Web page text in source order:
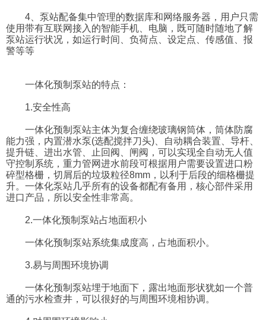
4、泵站配备集中管理的数据库和网络服务器，用户只需
使用带有互联网接入的智能手机、电脑，既可随时随地了解
泵站运行状况，如运行时间、负荷点、设定点、传感值、报
警等等
一体化预制泵站的特点：
1.安全性高
一体化预制泵站主体为复合缠绕玻璃钢筒体，筒体防腐
能力强，内置潜水泵(选配搅拌刀头)、自动耦合装置、导杆、
提升链、进出水管、止回阀、闸阀，可以实现全自动无人值
守控制系统，重力管网进水前段可根据用户需要设置进口粉
碎型格栅，切屑后的垃圾粒径8mm，以利于后段的细格栅提
升。一体化泵站几乎所有的设备都配有备用，核心部件采用
进口产品，所以安全性非常高。
2.一体化预制泵站占地面积小
一体化预制泵站系统集成度高，占地面积小。
3.易与周围环境协调
一体化预制泵站埋于地面下，露出地面形状犹如一个普
通的污水检查井，可以很好的与周围环境相协调。